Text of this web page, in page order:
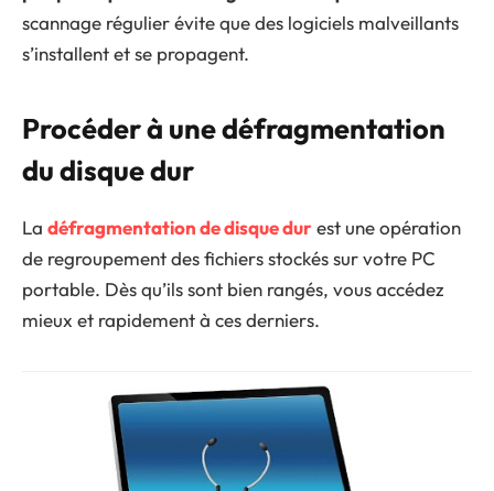
scannage régulier évite que des logiciels malveillants
s’installent et se propagent.
Procéder à une défragmentation
du disque dur
La défragmentation de disque durest une opération
de regroupement des fichiers stockés sur votre PC
portable. Dès qu’ils sont bien rangés, vous accédez
mieux et rapidement à ces derniers.